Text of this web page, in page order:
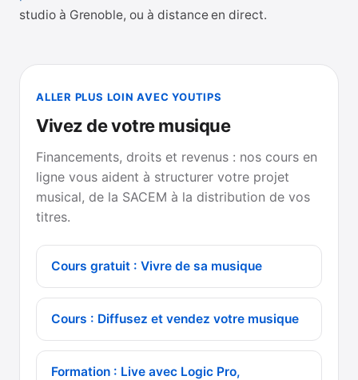
studio à Grenoble, ou à distance en direct.
ALLER PLUS LOIN AVEC YOUTIPS
Vivez de votre musique
Financements, droits et revenus : nos cours en
ligne vous aident à structurer votre projet
musical, de la SACEM à la distribution de vos
titres.
Cours gratuit : Vivre de sa musique
Cours : Diffusez et vendez votre musique
Formation : Live avec Logic Pro,